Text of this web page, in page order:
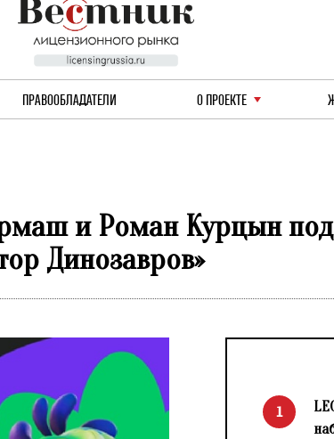
ПРАВООБЛАДАТЕЛИ О ПРОЕКТЕ
и Роман Курцын
Динозавров»
1